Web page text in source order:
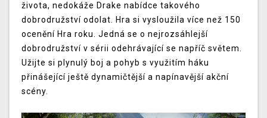
života, nedokáže Drake nabídce takového
dobrodružství odolat. Hra si vysloužila více než 150
ocenění Hra roku. Jedná se o nejrozsáhlejší
dobrodružství v sérii odehrávající se napříč světem.
Užijte si plynulý boj a pohyb s využitím háku
přinášející ještě dynamičtější a napínavější akční
scény.